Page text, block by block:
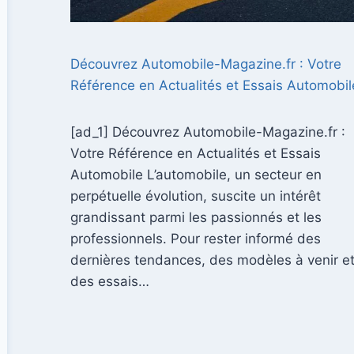
Découvrez Automobile-Magazine.fr : Votre
Référence en Actualités et Essais
[ad_1] Découvrez Automobile-Magazine.fr :
Votre Référence en Actualités et Essais
Automobile L’automobile, un secteur en
perpétuelle évolution, suscite un intérêt
grandissant parmi les passionnés et les
professionnels. Pour rester informé des
dernières tendances, des modèles à venir et
des essais…